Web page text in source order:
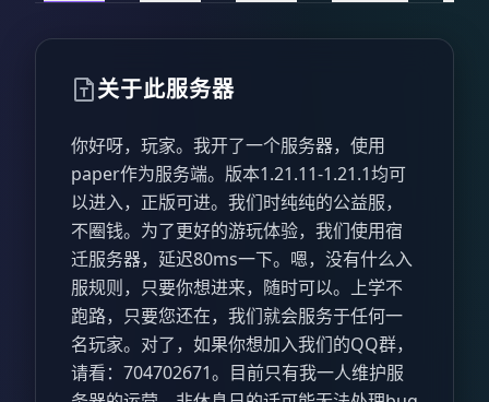
关于此服务器
你好呀，玩家。我开了一个服务器，使用
paper作为服务端。版本1.21.11-1.21.1均可
以进入，正版可进。我们时纯纯的公益服，
不圈钱。为了更好的游玩体验，我们使用宿
迁服务器，延迟80ms一下。嗯，没有什么入
服规则，只要你想进来，随时可以。上学不
跑路，只要您还在，我们就会服务于任何一
名玩家。对了，如果你想加入我们的QQ群，
请看：704702671。目前只有我一人维护服